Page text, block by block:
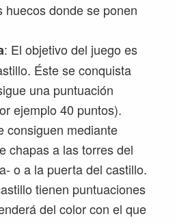
huecos donde se ponen
: El objetivo del juego es
Éste se conquista
una puntuación
ejemplo 40 puntos).
consiguen mediante
chapas a las torres del
o a la puerta del castillo.
tienen puntuaciones
del color con el que